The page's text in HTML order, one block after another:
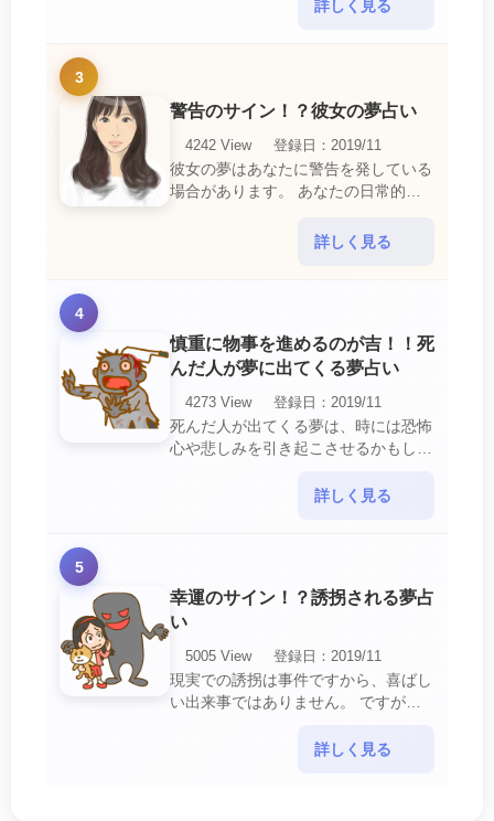
詳しく見る
3
警告のサイン！？彼女の夢占い
4242 View
登録日：2019/11
彼女の夢はあなたに警告を発している
場合があります。 あなたの日常的な
詳しく見る
4
慎重に物事を進めるのが吉！！死
んだ人が夢に出てくる夢占い
4273 View
登録日：2019/11
死んだ人が出てくる夢は、時には恐怖
心や悲しみを引き起こさせるかもしれ
意して欲しいメッセージや警告を伝え
詳しく見る
5
幸運のサイン！？誘拐される夢占
い
5005 View
登録日：2019/11
現実での誘拐は事件ですから、喜ばし
い出来事ではありません。 ですが、
詳しく見る